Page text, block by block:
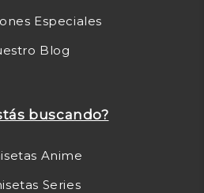
Especiales
Blog
buscando?
Anime
Series